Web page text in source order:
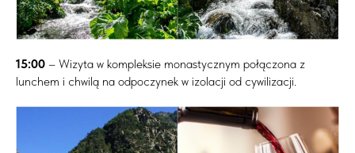
15:00 – Wizyta w kompleksie monastycznym połączona z
lunchem i chwilą na odpoczynek w izolacji od cywilizacji.